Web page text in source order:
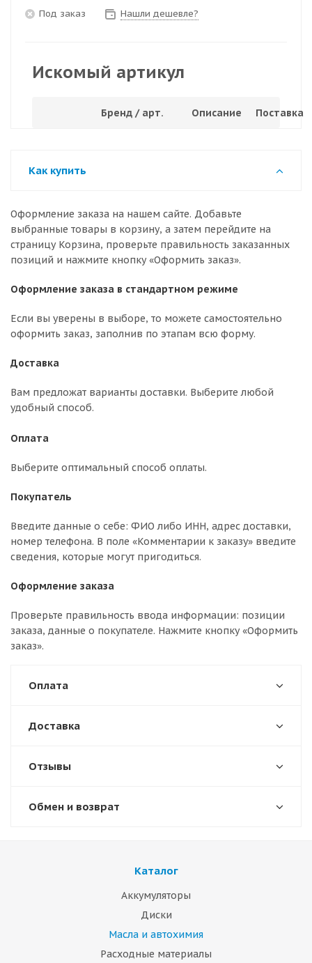
Под заказ Нашли дешевле?
Искомый артикул
Бренд / арт. Описание Поставка
Как купить
Оформление заказа на нашем сайте. Добавьте
выбранные товары в корзину, а затем перейдите на
страницу Корзина, проверьте правильность заказанных
позиций и нажмите кнопку «Оформить заказ».
Оформление заказа в стандартном режиме
Если вы уверены в выборе, то можете самостоятельно
оформить заказ, заполнив по этапам всю форму.
Доставка
Вам предложат варианты доставки. Выберите любой
удобный способ.
Оплата
Выберите оптимальный способ оплаты.
Покупатель
Введите данные о себе: ФИО либо ИНН, адрес доставки,
номер телефона. В поле «Комментарии к заказу» введите
сведения, которые могут пригодиться.
Оформление заказа
Проверьте правильность ввода информации: позиции
заказа, данные о покупателе. Нажмите кнопку «Оформить
заказ».
Оплата
Доставка
Отзывы
Обмен и возврат
Каталог
Аккумуляторы
Диски
Масла и автохимия
Расходные материалы